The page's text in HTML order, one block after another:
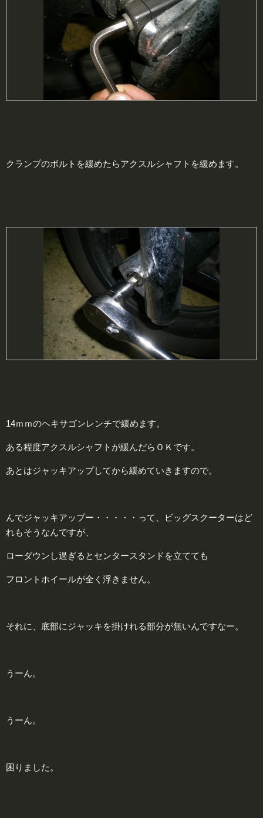
クランプのボルトを緩めたらアクスルシャフトを緩めます。
14ｍｍのヘキサゴンレンチで緩めます。
ある程度アクスルシャフトが緩んだらＯＫです。
あとはジャッキアップしてから緩めていきますので。
んでジャッキアップー・・・・・って、ビッグスクーターはど
れもそうなんですが、
ローダウンし過ぎるとセンタースタンドを立てても
フロントホイールが全く浮きません。
それに、底部にジャッキを掛けれる部分が無いんですなー。
うーん。
うーん。
困りました。